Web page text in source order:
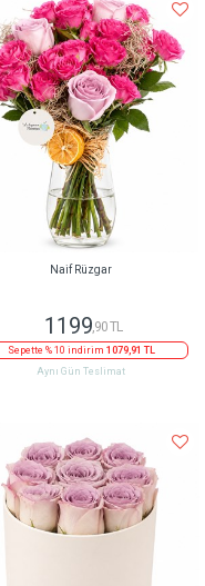
Naif Rüzgar
1199,90 TL
Sepette % 10 indirim 1079,91 TL
Aynı Gün Teslimat